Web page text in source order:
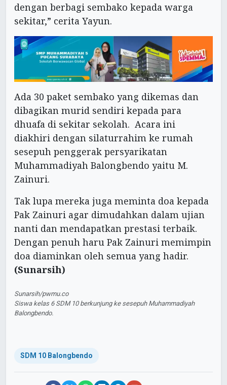
dengan berbagi sembako kepada warga
sekitar,” cerita Yayun.
Ada 30 paket sembako yang dikemas dan
dibagikan murid sendiri kepada para
dhuafa di sekitar sekolah. Acara ini
diakhiri dengan silaturrahim ke rumah
sesepuh penggerak persyarikatan
Muhammadiyah Balongbendo yaitu M.
Zainuri.
Tak lupa mereka juga meminta doa kepada
Pak Zainuri agar dimudahkan dalam ujian
nanti dan mendapatkan prestasi terbaik.
Dengan penuh haru Pak Zainuri memimpin
doa diaminkan oleh semua yang hadir.
(Sunarsih)
Sunarsih/pwmu.co
Siswa kelas 6 SDM 10 berkunjung ke sesepuh Muhammadiyah
Balongbendo.
SDM 10 Balongbendo